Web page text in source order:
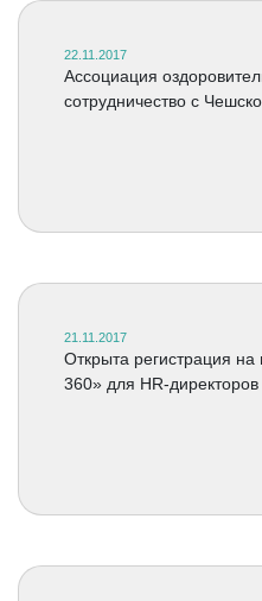
22.11.2017
Ассоциация
сотрудничество с
21.11.2017
Открыта регистрация на
360» для HR-директоров